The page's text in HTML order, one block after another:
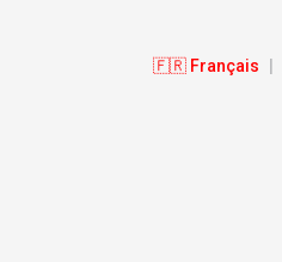
🇫🇷 Français